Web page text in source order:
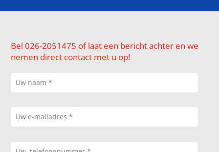
Bel 026-2051475 of laat een bericht achter en we
nemen direct contact met u op!